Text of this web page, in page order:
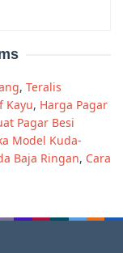
, Teralis
Kayu, Harga Pagar
Pagar Besi
Model Kuda-
Baja Ringan, Cara